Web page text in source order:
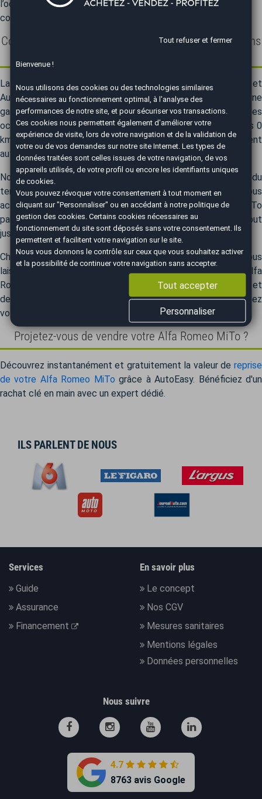
l’occasion grâce à son style intemporel et son agrément de
conduite.
Comment acheter une voiture Alfa Romeo MiTo moins
La Alfa Romeo MiTo de vos rêves n'attend plus que vous, et
AutoEasy est là pour vous guider. Nous vous offrons une
gamme complète de véhicules Alfa Romeo MiTo, des
occasions soigneusement sélectionnées aux véhicules neufs 0
km. Économisez jusqu'à 30 % et maîtrisez votre investissement
automobile.
Notre réseau de plus de 60 agences couvre l'intégralité du
territoire national. Nos conseillers spécialisés vous
accompagneront pour trouver le modèle Alfa Romeo MiTo
parfaitement adapté. Il vous accompagnera ensuite du début
jusqu'à la fin de votre projet d'achat.
Chez AutoEasy, nous traitons l'intégralité des formalités, vous
laissant vous concentrer sur le plaisir de votre nouvelle Alfa
Romeo MiTo. Votre nouveau véhicule, source de satisfaction et
de bonheur. Contactez votre agence AutoEasy et transformez
votre rêve automobile en réalité.
Projetez-vous de vendre votre Alfa Romeo MiTo ?
Découvrez instantanément et gratuitement la valeur de reprise
de votre Alfa Romeo MiTo grâce à AutoEasy. Bénéficiez d'un
rachat clé en main avec un expert dédié.
ILS PARLENT DE NOUS
Services
Guide
Assurance
Financement
En savoir plus
Le concept
Nos CGV
Mesures sanitaires
Mentions légales
Données personnelles
Nous suivre
4.7
8763 avis Google
Tout refuser et fermer
Bienvenue !
Nous utilisons des cookies ou des technologies similaires
nécessaires au fonctionnement optimal, à l'analyse des
performances de notre site, et pour sécuriser vos transactions.
Ces cookies nous permettent également d'améliorer votre
expérience de visite, lors de votre navigation et de la validation de
votre ou de vos demandes sur notre site Internet. Les types de
données traitées sont celles issues de votre navigation, de vos
appareils utilisés, de votre profil ou encore les identifiants uniques
de cookies.
Vous pouvez révoquer votre consentement à tout moment en
cliquant sur "Personnaliser" ou en accédant à notrepolitique de
gestion des cookies . Certains cookies nécessaires au
fonctionnement du site sont déposés sans votre consentement. Ils
permettent et facilitent votre navigation sur le site.
Nous vous donnons le contrôle sur ceux que vous souhaitez activer
et la possibilité de continuer votre navigation sans accepter.
Tout accepter
Personnaliser